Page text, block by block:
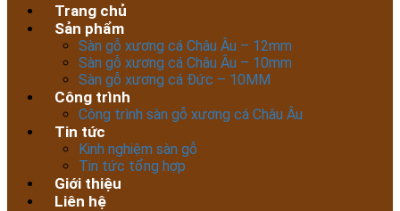
Trang chủ
Sản phẩm
Sàn gỗ xương cá Châu Âu – 12mm
Sàn gỗ xương cá Châu Âu – 10mm
Sàn gỗ xương cá Đức – 10MM
Công trình
Công trình sàn gỗ xương cá Châu Âu
Tin tức
Kinh nghiệm sàn gỗ
Tin tức tổng hợp
Giới thiệu
Liên hệ